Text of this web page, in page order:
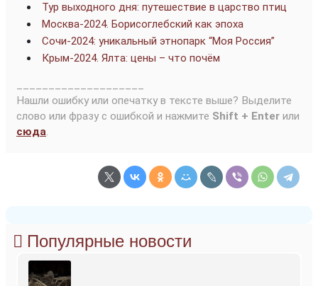
Тур выходного дня: путешествие в царство птиц
Москва-2024. Борисоглебский как эпоха
Сочи-2024: уникальный этнопарк “Моя Россия”
Крым-2024. Ялта: цены – что почём
Нашли ошибку или опечатку в тексте выше? Выделите
слово или фразу с ошибкой и нажмите Shift + Enter или
сюда.
Популярные новости